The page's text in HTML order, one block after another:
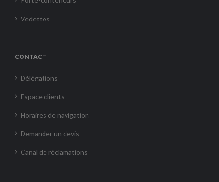
Vedettes
CONTACT
Délégations
Espace clients
Horaires de navigation
Demander un devis
Canal de réclamations